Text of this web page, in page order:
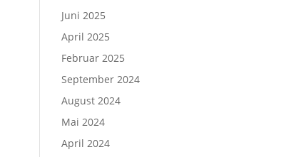
Juni 2025
April 2025
Februar 2025
September 2024
August 2024
Mai 2024
April 2024